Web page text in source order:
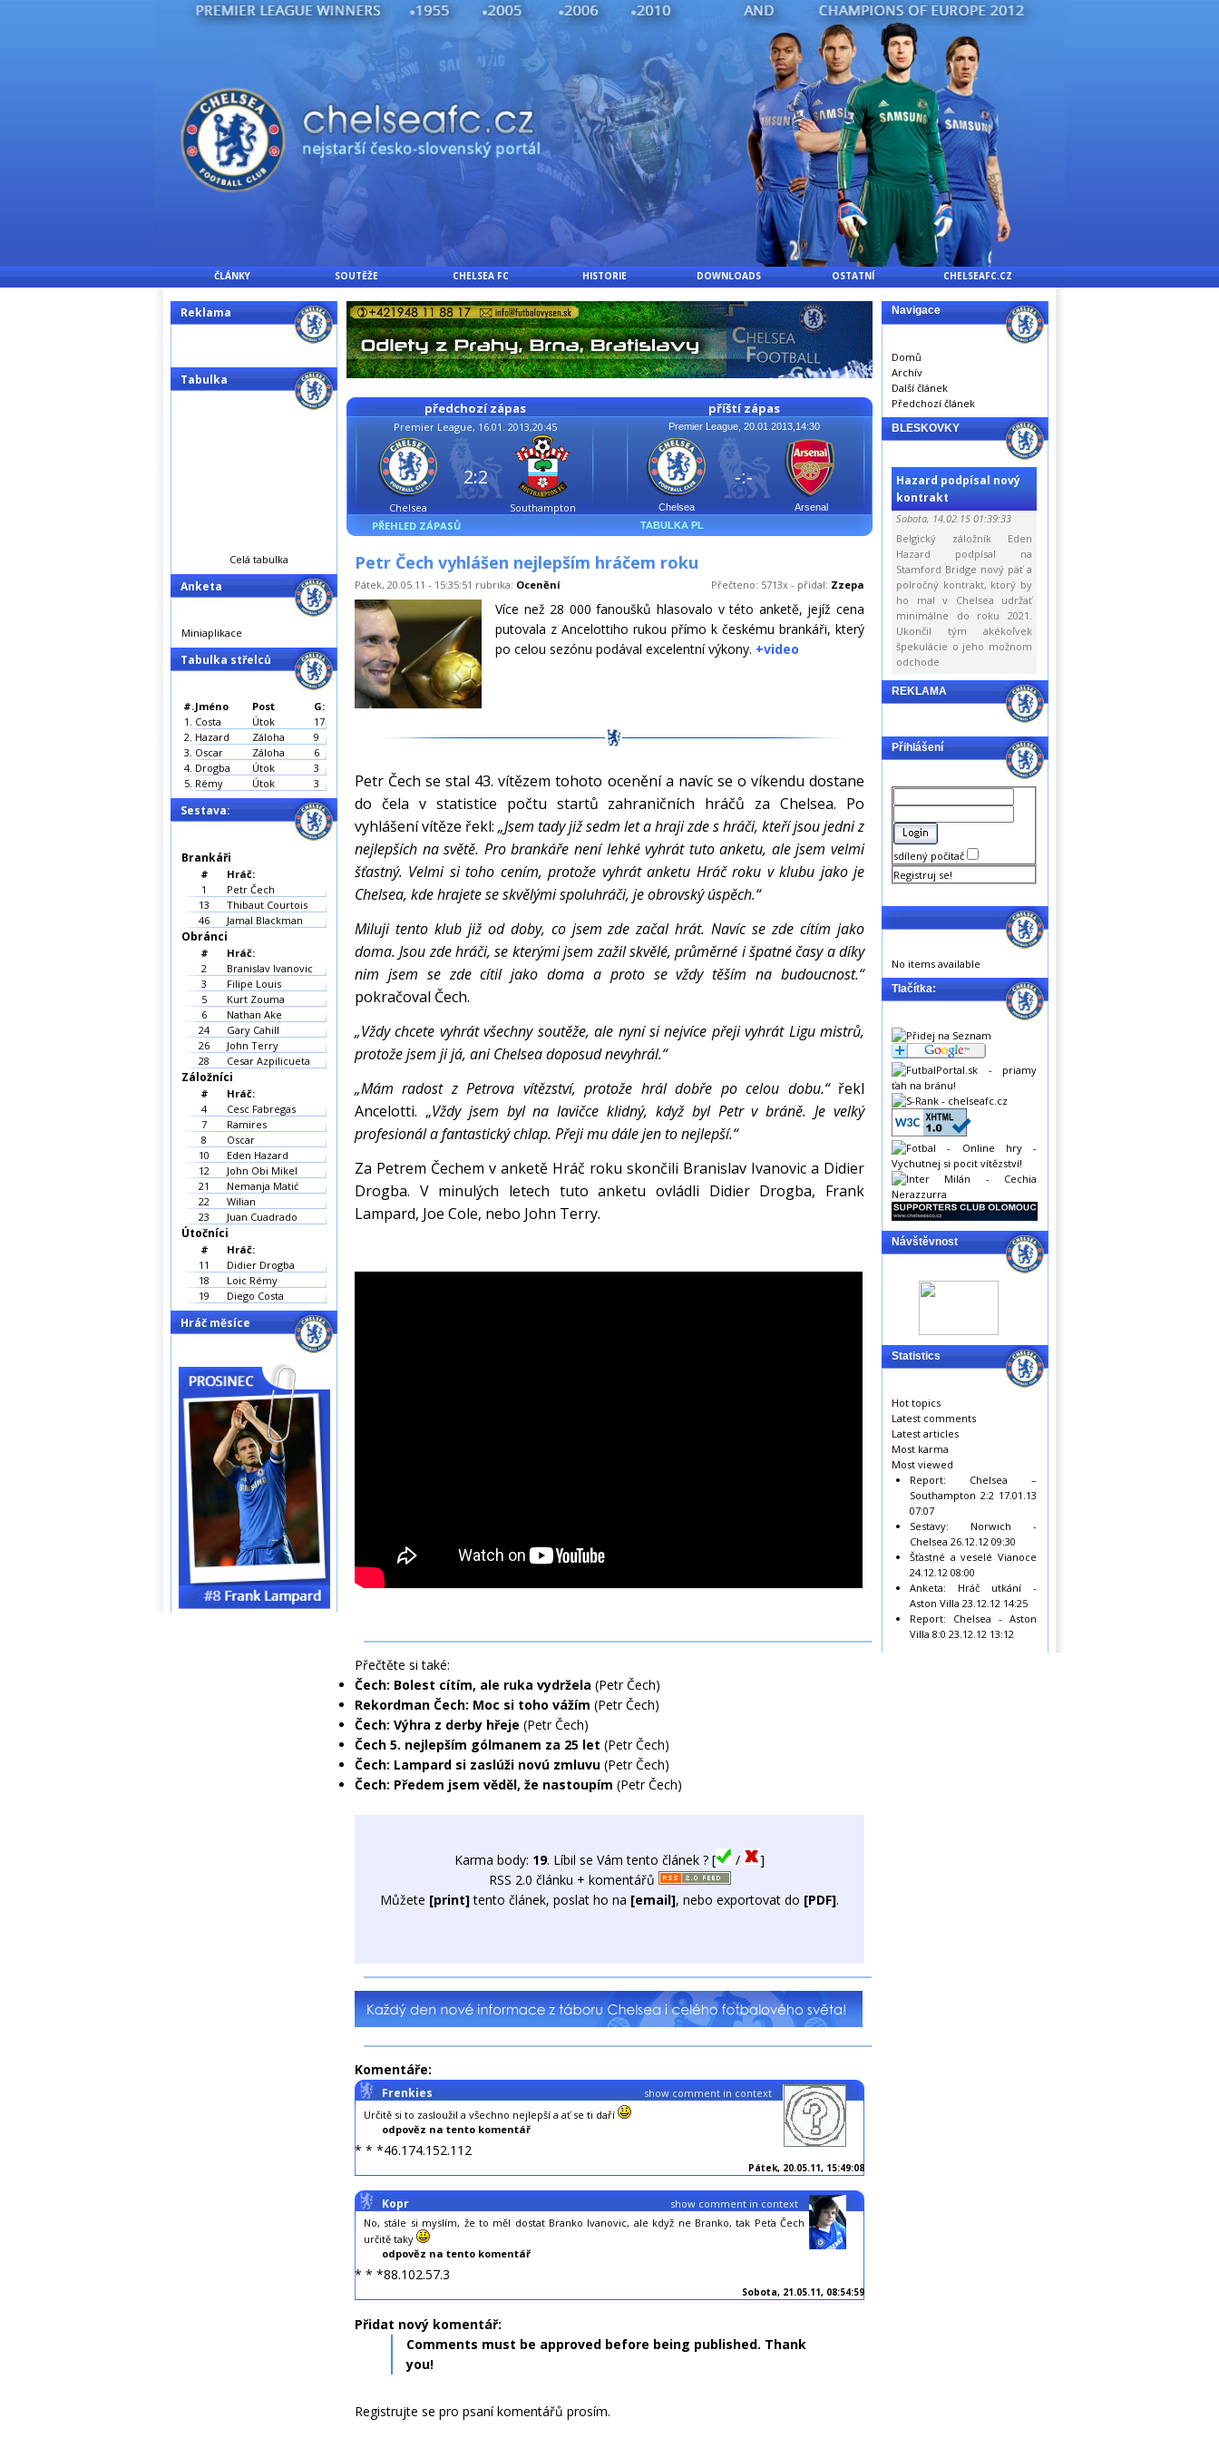
ČLÁNKY SOUTĚŽE CHELSEA FC HISTORIE DOWNLOADS OSTATNÍ CHELSEAFC.CZ
předchozí zápas
Premier League, 16.01. 2013,20:45
Chelsea Southampton
2:2
PŘEHLED ZÁPASŮ
příští zápas
Premier League, 20.01.2013,14:30
Chelsea Arsenal
-:-
TABULKA PL
Petr Čech vyhlášen nejlepším hráčem roku
Pátek, 20.05.11 - 15:35:51 rubrika: Ocenění Přečteno: 5713x - přidal: Zzepa
Více než 28 000 fanoušků hlasovalo v této anketě, jejíž cena
putovala z Ancelottiho rukou přímo k českému brankáři, který
po celou sezónu podával excelentní výkony. +video
Petr Čech se stal 43. vítězem tohoto ocenění a navíc se o víkendu dostane
do čela v statistice počtu startů zahraničních hráčů za Chelsea. Po
vyhlášení vítěze řekl: „Jsem tady již sedm let a hraji zde s hráči, kteří jsou jedni z
nejlepších na světě. Pro brankáře není lehké vyhrát tuto anketu, ale jsem velmi
šťastný. Velmi si toho cením, protože vyhrát anketu Hráč roku v klubu jako je
Chelsea, kde hrajete se skvělými spoluhráči, je obrovský úspěch.“
Miluji tento klub již od doby, co jsem zde začal hrát. Navíc se zde cítím jako
doma. Jsou zde hráči, se kterými jsem zažil skvělé, průměrné i špatné časy a díky
nim jsem se zde cítil jako doma a proto se vždy těším na budoucnost.“
pokračoval Čech.
„Vždy chcete vyhrát všechny soutěže, ale nyní si nejvíce přeji vyhrát Ligu mistrů,
protože jsem ji já, ani Chelsea doposud nevyhrál.“
„Mám radost z Petrova vítězství, protože hrál dobře po celou dobu.“ řekl
Ancelotti. „Vždy jsem byl na lavičce klidný, když byl Petr v bráně. Je velký
profesionál a fantastický chlap. Přeji mu dále jen to nejlepší.“
Za Petrem Čechem v anketě Hráč roku skončili Branislav Ivanovic a Didier
Drogba. V minulých letech tuto anketu ovládli Didier Drogba, Frank
Lampard, Joe Cole, nebo John Terry.
Přečtěte si také:
Čech: Bolest cítím, ale ruka vydržela (Petr Čech)
Rekordman Čech: Moc si toho vážím (Petr Čech)
Čech: Výhra z derby hřeje (Petr Čech)
Čech 5. nejlepším gólmanem za 25 let (Petr Čech)
Čech: Lampard si zaslúži novú zmluvu (Petr Čech)
Čech: Předem jsem věděl, že nastoupím (Petr Čech)
Karma body: 19. Líbil se Vám tento článek ? [ /
]
RSS 2.0 článku + komentářů
Můžete [print]tento článek, poslat ho na [email], nebo exportovat do [PDF].
Komentáře:
show comment in context
Frenkies
Určitě si to zasloužil a všechno nejlepší a ať se ti daří
odpověz na tento komentář
* * *46.174.152.112
Pátek, 20.05.11, 15:49:08
show comment in context
Kopr
No, stále si myslím, že to měl dostat Branko Ivanovic, ale když ne Branko, tak Peťa Čech
určitě taky
odpověz na tento komentář
* * *88.102.57.3
Sobota, 21.05.11, 08:54:59
Přidat nový komentář:
Comments must be approved before being published. Thank
you!
Registrujte se pro psaní komentářů prosím.
Reklama
Tabulka
Celá tabulka
Anketa
Miniaplikace
Tabulka střelců
#.Jméno Post
G:
1. Costa Útok
17
2. Hazard Záloha
9
3. Oscar Záloha
6
4. Drogba Útok
3
5. Rémy Útok 3
Sestava:
Brankáři
#
Hráč:
1
Petr Čech
13
Thibaut Courtois
46
Jamal Blackman
Obránci
#
Hráč:
2
Branislav Ivanovic
3
Filipe Louis
5
Kurt Zouma
6
Nathan Ake
24
Gary Cahill
26
John Terry
28
Cesar Azpilicueta
Záložníci
#
Hráč:
4
Cesc Fabregas
7
Ramires
8
Oscar
10
Eden Hazard
12
John Obi Mikel
21
Nemanja Matić
22
Wilian
23
Juan Cuadrado
Útočníci
#
Hráč:
11
Didier Drogba
18
Loic Rémy
19
Diego Costa
Hráč měsíce
Navigace
Domů
Archív
Další článek
Předchozí článek
BLESKOVKY
Hazard podpísal nový
kontrakt
Sobota, 14.02.15 01:39:33
Belgický záložník Eden
Hazard podpísal na
Stamford Bridge nový päť a
polročný kontrakt, ktorý by
ho mal v Chelsea udržať
minimálne do roku 2021.
Ukončil tým akékoľvek
špekulácie o jeho možnom
odchode
REKLAMA
Přihlášení
sdílený počítač
Registruj se!
No items available
Tlačítka:
Návštěvnost
Statistics
Hot topics
Latest comments
Latest articles
Most karma
Most viewed
Report: Chelsea –
Southampton 2:2 17.01.13
07:07
Sestavy: Norwich -
Chelsea 26.12.12 09:30
Šťastné a veselé Vianoce
24.12.12 08:00
Anketa: Hráč utkání -
Aston Villa 23.12.12 14:25
Report: Chelsea - Aston
Villa 8:0 23.12.12 13:12